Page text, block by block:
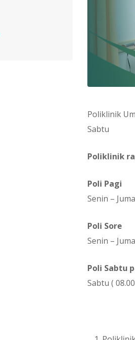
Poliklinik
Sabtu
Poliklinik
Poli Pagi
Senin –
Poli Sore
Senin –
Poli Sabtu
Sabtu (